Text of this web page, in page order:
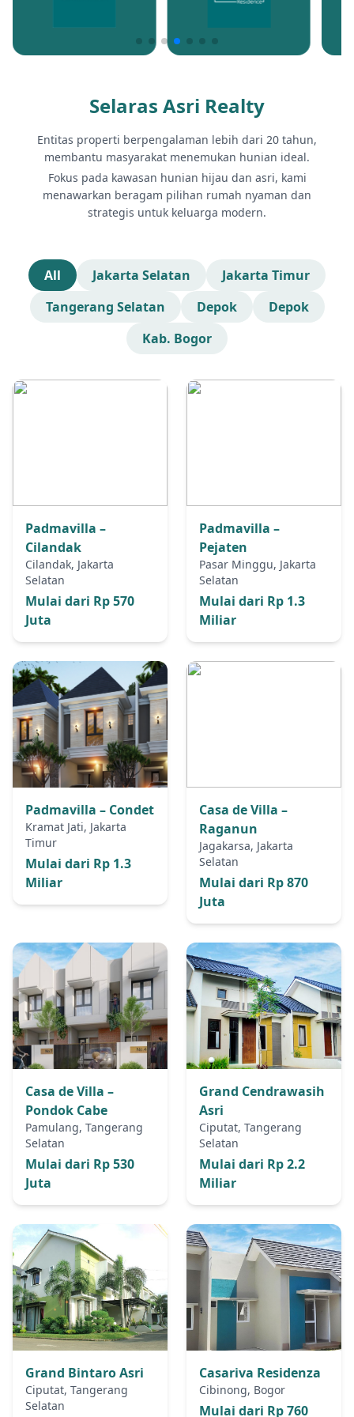
Selaras Asri Realty
Entitas properti berpengalaman lebih dari 20 tahun,
membantu masyarakat menemukan hunian ideal.
Fokus pada kawasan hunian hijau dan asri, kami
menawarkan beragam pilihan rumah nyaman dan
strategis untuk keluarga modern.
All Jakarta Selatan
Jakarta Timur
Tangerang Selatan
Depok
Depok
Kab. Bogor
Padmavilla –
Cilandak
Cilandak, Jakarta
Selatan
Mulai dari Rp 570
Juta
Padmavilla –
Pejaten
Pasar Minggu, Jakarta
Selatan
Mulai dari Rp 1.3
Miliar
Padmavilla – Condet
Kramat Jati, Jakarta
Timur
Mulai dari Rp 1.3
Miliar
Casa de Villa –
Raganun
Jagakarsa, Jakarta
Selatan
Mulai dari Rp 870
Juta
Casa de Villa –
Pondok Cabe
Pamulang, Tangerang
Selatan
Mulai dari Rp 530
Juta
Grand Cendrawasih
Asri
Ciputat, Tangerang
Selatan
Mulai dari Rp 2.2
Miliar
Grand Bintaro Asri
Ciputat, Tangerang
Selatan
Casariva Residenza
Cibinong, Bogor
Mulai dari Rp 760